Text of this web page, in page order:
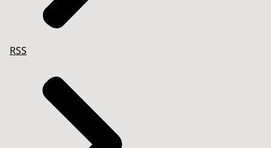
RSS